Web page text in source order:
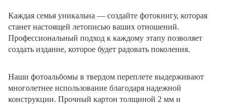
Каждая семья уникальна — создайте фотокнигу, которая
станет настоящей летописью ваших отношений.
Профессиональный подход к каждому этапу позволяет
создать издание, которое будет радовать поколения.
Наши фотоальбомы в твердом переплете выдерживают
многолетнее использование благодаря надежной
конструкции. Прочный картон толщиной 2 мм и